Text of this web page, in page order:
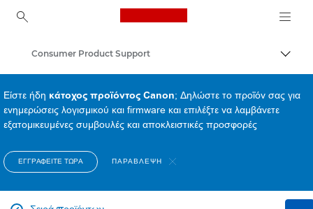
Canon Logo, back to
Consumer Product Support
Είστε ήδη κάτοχος προϊόντος Canon; Δηλώστε το προϊόν σας για
ενημερώσεις λογισμικού και firmware και επιλέξτε να λαμβάνετε
εξατομικευμένες συμβουλές και αποκλειστικές προσφορές
ΕΓΓΡΑΦΕΊΤΕ ΤΏΡΑ ΠΑΡΆΒΛΕΨΗ